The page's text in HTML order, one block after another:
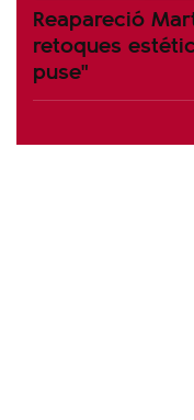
Reapareció
retoques
puse"